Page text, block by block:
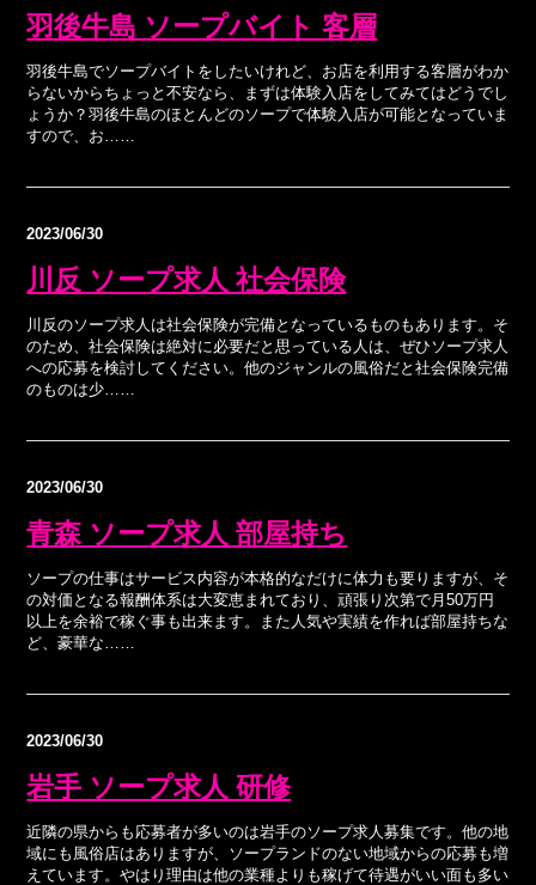
羽後牛島 ソープバイト 客層
羽後牛島でソープバイトをしたいけれど、お店を利用する客層がわか
らないからちょっと不安なら、まずは体験入店をしてみてはどうでし
ょうか？羽後牛島のほとんどのソープで体験入店が可能となっていま
すので、お……
2023/06/30
川反 ソープ求人 社会保険
川反のソープ求人は社会保険が完備となっているものもあります。そ
のため、社会保険は絶対に必要だと思っている人は、ぜひソープ求人
への応募を検討してください。他のジャンルの風俗だと社会保険完備
のものは少……
2023/06/30
青森 ソープ求人 部屋持ち
ソープの仕事はサービス内容が本格的なだけに体力も要りますが、そ
の対価となる報酬体系は大変恵まれており、頑張り次第で月50万円
以上を余裕で稼ぐ事も出来ます。また人気や実績を作れば部屋持ちな
ど、豪華な……
2023/06/30
岩手 ソープ求人 研修
近隣の県からも応募者が多いのは岩手のソープ求人募集です。他の地
域にも風俗店はありますが、ソープランドのない地域からの応募も増
えています。やはり理由は他の業種よりも稼げて待遇がいい面も多い